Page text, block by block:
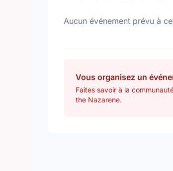
Aucun événement prévu à
Vous organisez un
Faites savoir à la
the Nazarene.